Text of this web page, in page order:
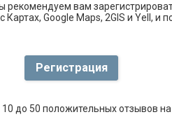
вам
Google Maps, 2GIS и Yell,
Регистрация
до 50 положительных отзывов